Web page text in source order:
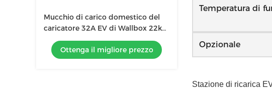
Mucchio di carico domestico del
caricatore 32A EV di Wallbox 22kw
astuto ed intelligente
Ottenga il migliore prezzo
Temperatura di
Opzionale
Stazione di ricarica